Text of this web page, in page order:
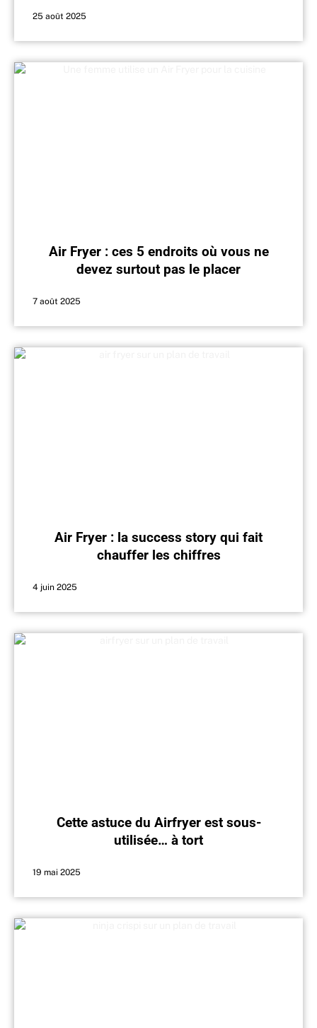
25 août 2025
Air Fryer : ces 5 endroits où vous ne
devez surtout pas le placer
7 août 2025
Air Fryer : la success story qui fait
chauffer les chiffres
4 juin 2025
Cette astuce du Airfryer est sous-
utilisée… à tort
19 mai 2025